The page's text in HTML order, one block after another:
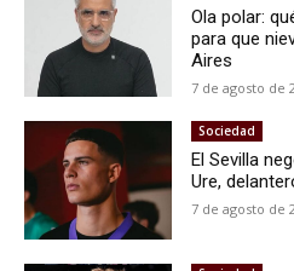
Ola polar:
para que
Aires
7 de agosto de
Sociedad
El Sevilla
Ure,
7 de agosto de